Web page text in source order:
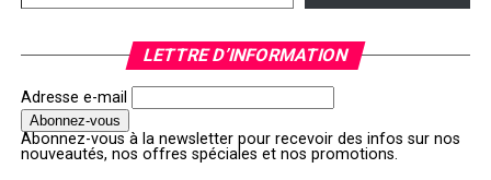
LETTRE D’INFORMATION
Adresse e-mail
Abonnez-vous à la newsletter pour recevoir des infos sur nos
nouveautés, nos offres spéciales et nos promotions.